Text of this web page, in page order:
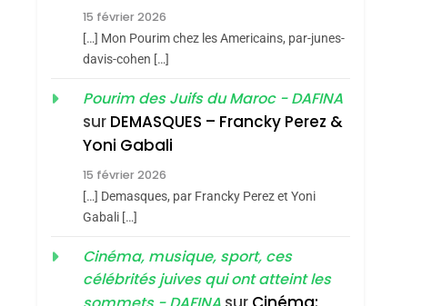
2
Dis Guerre»: La
Nouvelle Chanson De
Boy George
ISRAÉL JUDAISME
Accords D’Isaac:
L’alliance Pourrait
15 février 2026
[…] Mon Pourim chez les Americains, par-junes-
davis-cohen […]
Pourim des Juifs du Maroc - DAFINA
sur DEMASQUES – Francky Perez &
Yoni Gabali
15 février 2026
[…] Demasques, par Francky Perez et Yoni
Gabali […]
Cinéma, musique, sport, ces
célébrités juives qui ont atteint les